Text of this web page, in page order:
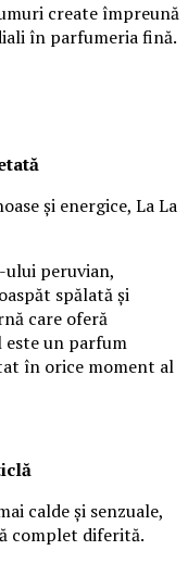
create împreună
în parfumeria fină.
și energice, La La
peruvian,
spălată și
care oferă
este un parfum
în orice moment al
calde și senzuale,
complet diferită.